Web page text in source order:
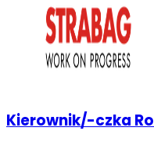
Kierownik/-czka